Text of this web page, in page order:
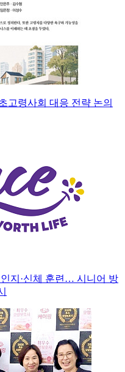
고령사회 대응 전략 논의
지·신체 훈련… 시니어 방